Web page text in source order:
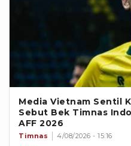
Media Vietnam Sentil
Sebut Bek Timnas
AFF 2026
Timnas 4/08/2026 - 15:16